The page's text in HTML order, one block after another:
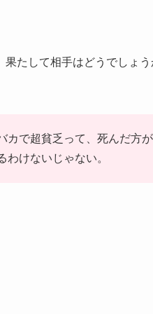
たして相手はどうでしょう
で超貧乏って、死んだ方が
けないじゃない。